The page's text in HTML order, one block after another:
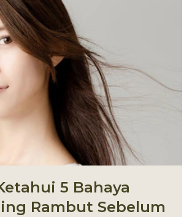
5 Bahaya
Rambut Sebelum